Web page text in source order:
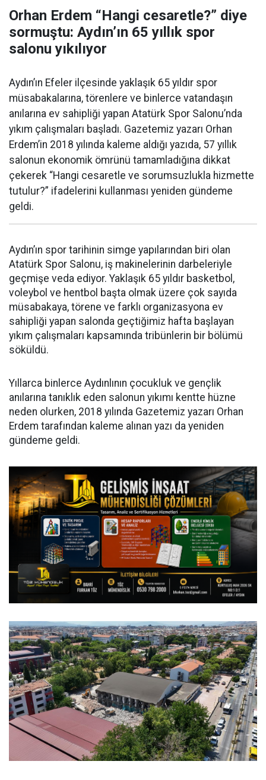
Orhan Erdem “Hangi cesaretle?” diye
sormuştu: Aydın’ın 65 yıllık spor
salonu yıkılıyor
Aydın’ın Efeler ilçesinde yaklaşık 65 yıldır spor
müsabakalarına, törenlere ve binlerce vatandaşın
anılarına ev sahipliği yapan Atatürk Spor Salonu’nda
yıkım çalışmaları başladı. Gazetemiz yazarı Orhan
Erdem’in 2018 yılında kaleme aldığı yazıda, 57 yıllık
salonun ekonomik ömrünü tamamladığına dikkat
çekerek “Hangi cesaretle ve sorumsuzlukla hizmette
tutulur?” ifadelerini kullanması yeniden gündeme
geldi.
Aydın’ın spor tarihinin simge yapılarından biri olan
Atatürk Spor Salonu, iş makinelerinin darbeleriyle
geçmişe veda ediyor. Yaklaşık 65 yıldır basketbol,
voleybol ve hentbol başta olmak üzere çok sayıda
müsabakaya, törene ve farklı organizasyona ev
sahipliği yapan salonda geçtiğimiz hafta başlayan
yıkım çalışmaları kapsamında tribünlerin bir bölümü
söküldü.
Yıllarca binlerce Aydınlının çocukluk ve gençlik
anılarına tanıklık eden salonun yıkımı kentte hüzne
neden olurken, 2018 yılında Gazetemiz yazarı Orhan
Erdem tarafından kaleme alınan yazı da yeniden
gündeme geldi.